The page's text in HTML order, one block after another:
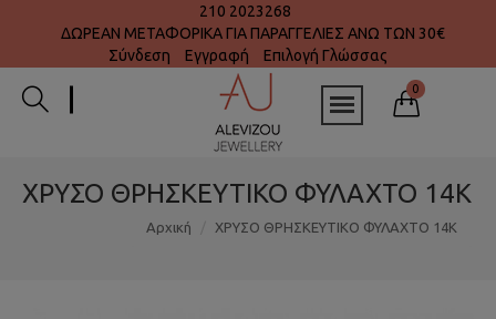
210 2023268
ΔΩΡΕΑΝ ΜΕΤΑΦΟΡΙΚΑ ΓΙΑ ΠΑΡΑΓΓΕΛΙΕΣ ΑΝΩ ΤΩΝ 30€
Σύνδεση
Εγγραφή Επιλογή Γλώσσας
0
ΧΡΥΣΟ ΘΡΗΣΚΕΥΤΙΚΟ ΦΥΛΑΧΤΟ 14Κ
Αρχική ΧΡΥΣΟ ΘΡΗΣΚΕΥΤΙΚΟ ΦΥΛΑΧΤΟ 14Κ